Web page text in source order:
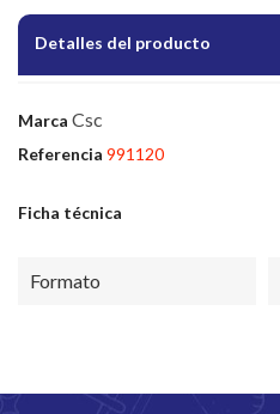
Detalles del producto
Marca Csc
Referencia 991120
Ficha técnica
Formato